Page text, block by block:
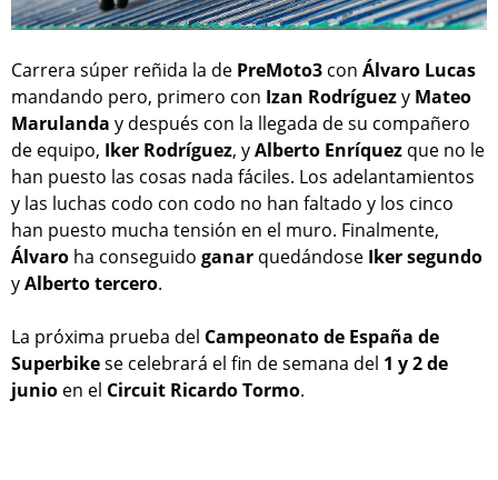
Carrera súper reñida la de PreMoto3 con Álvaro Lucas
mandando pero, primero con Izan Rodríguezy Mateo
Marulanda y después con la llegada de su compañero
de equipo, Iker Rodríguez, yAlberto Enríquez que no le
han puesto las cosas nada fáciles. Los adelantamientos
y las luchas codo con codo no han faltado y los cinco
han puesto mucha tensión en el muro. Finalmente,
Álvaro ha conseguido ganar quedándose Ikersegundo
yAlbertotercero.
La próxima prueba del Campeonato de España de
Superbikese celebrará el fin de semana del 1 y 2 de
junio en el Circuit Ricardo Tormo.